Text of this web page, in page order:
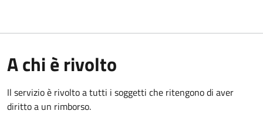
A chi è rivolto
Il servizio è rivolto a tutti i soggetti che ritengono di aver
diritto a un rimborso.